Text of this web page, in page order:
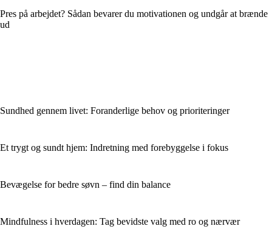
Pres på arbejdet? Sådan bevarer du motivationen og undgår at brænde
ud
Sundhed gennem livet: Foranderlige behov og prioriteringer
Et trygt og sundt hjem: Indretning med forebyggelse i fokus
Bevægelse for bedre søvn – find din balance
Mindfulness i hverdagen: Tag bevidste valg med ro og nærvær